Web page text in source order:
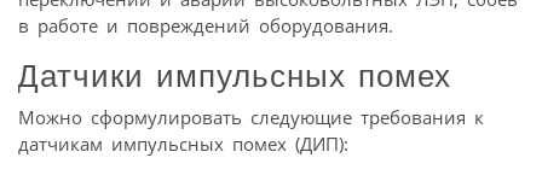
в работе и повреждений оборудования.
Датчики импульсных помех
Можно сформулировать следующие требования к
датчикам импульсных помех (ДИП):